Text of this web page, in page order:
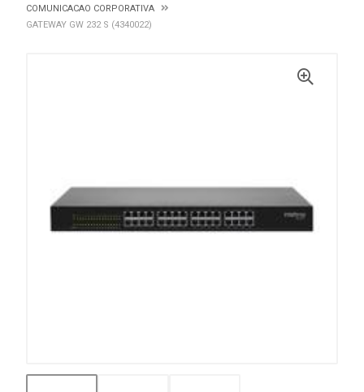
COMUNICACAO CORPORATIVA
GATEWAY GW 232 S (4340022)